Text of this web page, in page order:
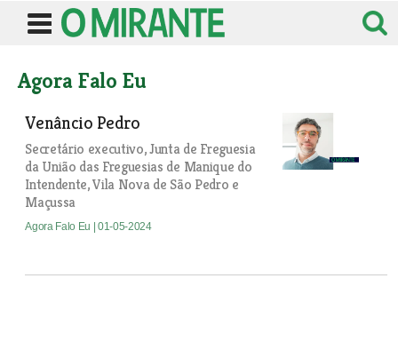
Agora Falo Eu
Venâncio Pedro
Secretário executivo, Junta de Freguesia
da União das Freguesias de Manique do
Intendente, Vila Nova de São Pedro e
Maçussa
Agora Falo Eu | 01-05-2024